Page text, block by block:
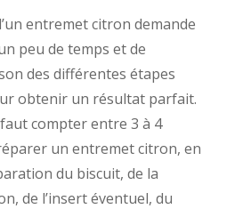
entremet citron demande
peu de temps et de
des différentes étapes
obtenir un résultat parfait.
compter entre 3 à 4
un entremet citron, en
du biscuit, de la
de l’insert éventuel, du